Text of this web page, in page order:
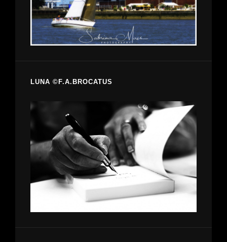
LUNA ©F.A.BROCATUS